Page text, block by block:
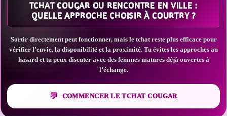
TCHAT COUGAR OU RENCONTRE EN VILLE :
QUELLE APPROCHE CHOISIR À COURTRY ?
Sortir directement peut fonctionner, mais le tchat reste plus efficace pour
vérifier l’envie, la disponibilité et la proximité. Tu évites les approches au
hasard et tu peux discuter avec des femmes matures déjà ouvertes à
l’échange.
COMMENCER LE TCHAT COUGAR